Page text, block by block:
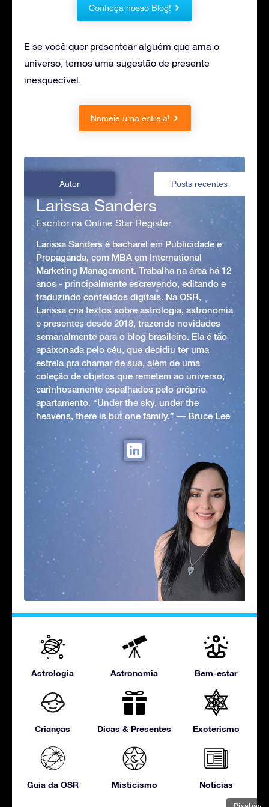
Conheça nosso Blog!
E se você quer presentear alguém que ama o
universo, temos uma sugestão de presente
inesquecível.
Nomeie uma estrela!
Autor Posts recentes
Larissa Sanders
Escritor na Online Star Register
Larissa Sanders é bacharel em Publicidade e
Propaganda, com MBA em International
Marketing Management. Trabalha na área há 12
anos - principalmente escrevendo, editando e
traduzindo conteúdos digitais. Na OSR,
Larissa cria textos sobre astrologia, astronomia
e presentes desde 2018, trazendo novidades
semanalmente para o blog brasileiro. Ela é tão
apaixonada pelo céu, que decidiu ter uma
estrela pra chamar de sua, além de uma
coleção de objetos que remetem ao universo,
carinhosamente espalhados pelo próprio
apartamento. “Under the sky, under the
heavens, there is but one family.” ― Bruce Lee
Astrologia Astronomia Bem-estar
Crianças Dicas & Presentes Exoterismo
Guia da OSR Misticismo Notícias